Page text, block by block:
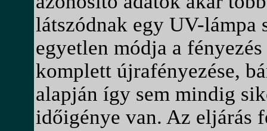
látszódnak egy UV-lámpa
egyetlen módja a
komplett újrafényezése,
alapján így sem mindig
időigénye van. Az eljárás